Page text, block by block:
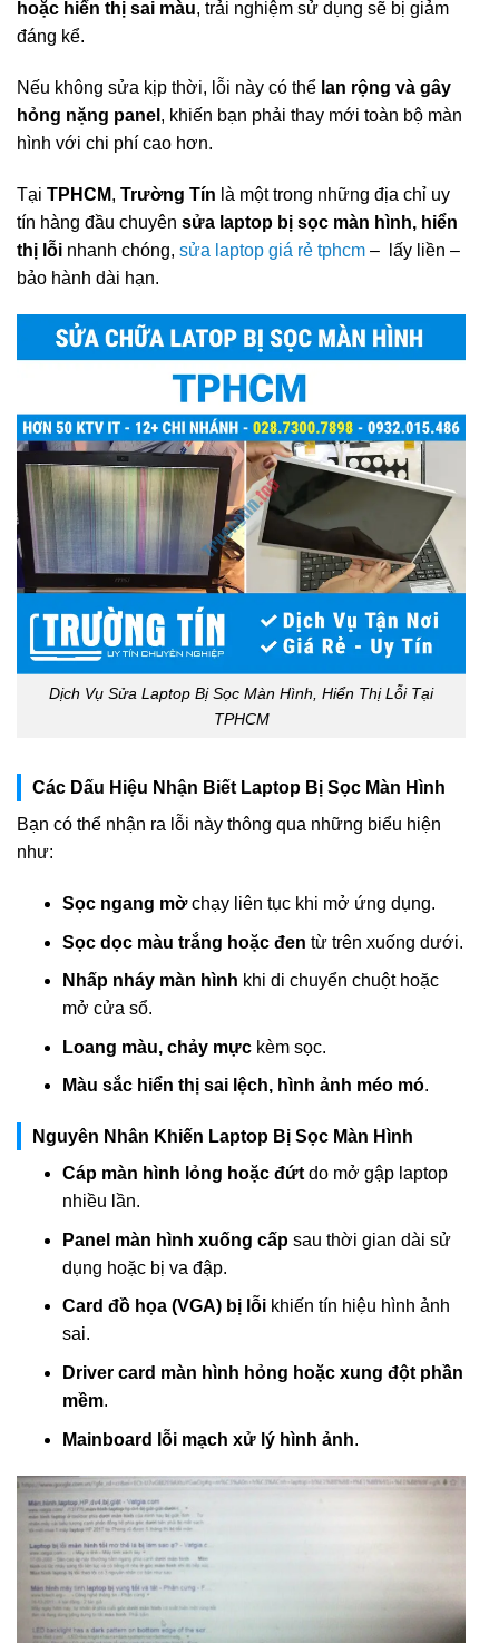
hoặc hiển thị sai màu, trải nghiệm sử dụng sẽ bị giảm
đáng kể.
Nếu không sửa kịp thời, lỗi này có thể lan rộng và gây
hỏng nặng panel , khiến bạn phải thay mới toàn bộ màn
hình với chi phí cao hơn.
Tại TPHCM, Trường Tín là một trong những địa chỉ uy
tín hàng đầu chuyên sửa laptop bị sọc màn hình, hiển
thị lỗi nhanh chóng, sửa laptop giá rẻ tphcm – lấy liền –
bảo hành dài hạn.
Dịch Vụ Sửa Laptop Bị Sọc Màn Hình, Hiển Thị Lỗi Tại
TPHCM
Các Dấu Hiệu Nhận Biết Laptop Bị Sọc Màn Hình
Bạn có thể nhận ra lỗi này thông qua những biểu hiện
như:
Sọc ngang mờchạy liên tục khi mở ứng dụng.
Sọc dọc màu trắng hoặc đen từ trên xuống dưới.
Nhấp nháy màn hình khi di chuyển chuột hoặc
mở cửa sổ.
Loang màu, chảy mựckèm sọc.
Màu sắc hiển thị sai lệch, hình ảnh méo mó.
Nguyên Nhân Khiến Laptop Bị Sọc Màn Hình
Cáp màn hình lỏng hoặc đứtdo mở gập laptop
nhiều lần.
Panel màn hình xuống cấpsau thời gian dài sử
dụng hoặc bị va đập.
Card đồ họa (VGA) bị lỗikhiến tín hiệu hình ảnh
sai.
Driver card màn hình hỏng hoặc xung đột phần
mềm.
Mainboard lỗi mạch xử lý hình ảnh.